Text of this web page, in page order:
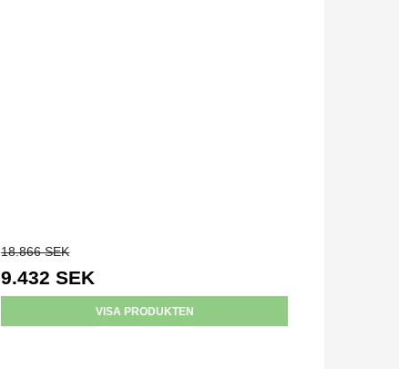
18.866 SEK
9.432 SEK
VISA PRODUKTEN